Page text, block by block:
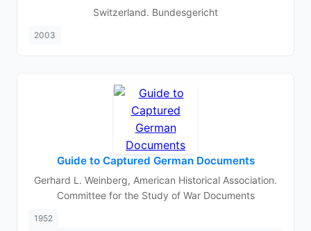
Switzerland. Bundesgericht
2003
Guide to Captured German Documents
Gerhard L. Weinberg, American Historical Association.
Committee for the Study of War Documents
1952